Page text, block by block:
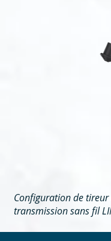
Configuration de
transmission sans fil